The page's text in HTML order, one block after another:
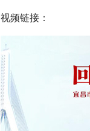
视频链接：